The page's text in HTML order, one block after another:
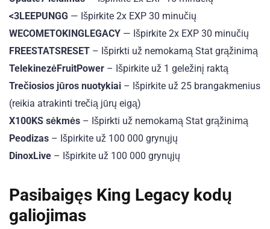
<3LEEPUNGG — Išpirkite 2x EXP 30 minučių
WECOMETOKINGLEGACY — Išpirkite 2x EXP 30 minučių
FREESTATSRESET – Išpirkti už nemokamą Stat grąžinimą
TelekinezėFruitPower – Išpirkite už 1 geležinį raktą
Trečiosios jūros nuotykiai – Išpirkite už 25 brangakmenius
(reikia atrakinti trečią jūrų eigą)
X100KS sėkmės – Išpirkti už nemokamą Stat grąžinimą
Peodizas – Išpirkite už 100 000 grynųjų
DinoxLive – Išpirkite už 100 000 grynųjų
Pasibaigęs King Legacy kodų
galiojimas